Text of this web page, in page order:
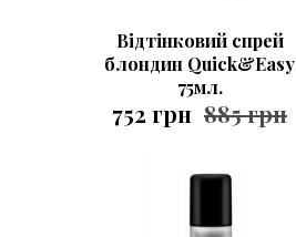
Відтінковий спрей
блондин Quick&Easy
75мл.
752 грн 885 грн